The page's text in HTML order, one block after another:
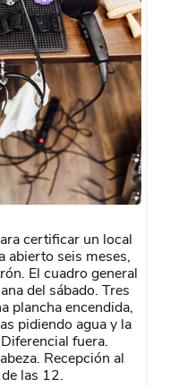
certificar un local
abierto seis meses,
El cuadro general
del sábado. Tres
plancha encendida,
pidiendo agua y la
fuera.
Recepción al
las 12.